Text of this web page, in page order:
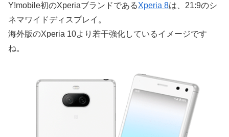
Y!mobile初のXperiaブランドであるXperia 8は、21:9のシ
ネマワイドディスプレイ。
海外版のXperia 10より若干強化しているイメージです
ね。